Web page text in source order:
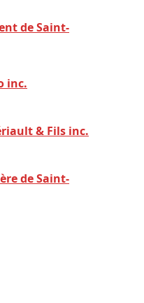
de Saint-
inc.
& Fils inc.
de Saint-